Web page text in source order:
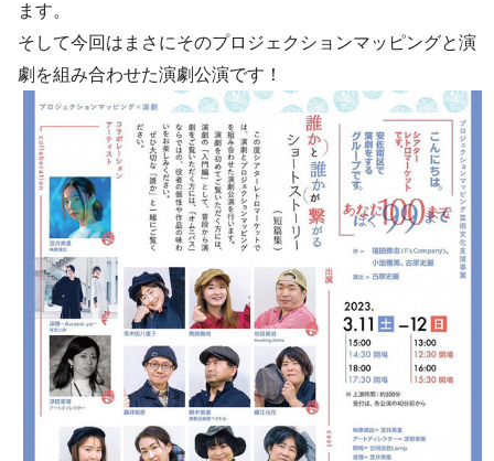
ます。
そして今回はまさにそのプロジェクションマッピングと演
劇を組み合わせた演劇公演です！